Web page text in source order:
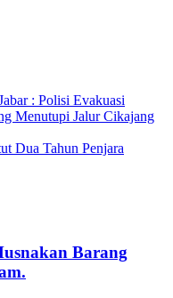
: Polisi Evakuasi
Menutupi Jalur Cikajang
Dua Tahun Penjara
Barang